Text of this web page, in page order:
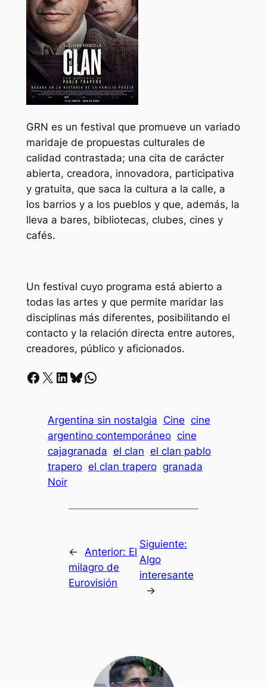
GRN es un festival que promueve un variado
maridaje de propuestas culturales de
calidad contrastada; una cita de carácter
abierta, creadora, innovadora, participativa
y gratuita, que saca la cultura a la calle, a
los barrios y a los pueblos y que, además, la
lleva a bares, bibliotecas, clubes, cines y
cafés.
Un festival cuyo programa está abierto a
todas las artes y que permite maridar las
disciplinas más diferentes, posibilitando el
contacto y la relación directa entre autores,
creadores, público y aficionados.
Facebook X LinkedIn Bluesky Whatsapp
Argentina sin nostalgia Cine cine
argentino contemporáneo cine
cajagranada el clan el clan pablo
trapero el clan trapero granada
Noir
← Anterior: El
milagro de
Eurovisión
Siguiente:
Algo
interesante
→